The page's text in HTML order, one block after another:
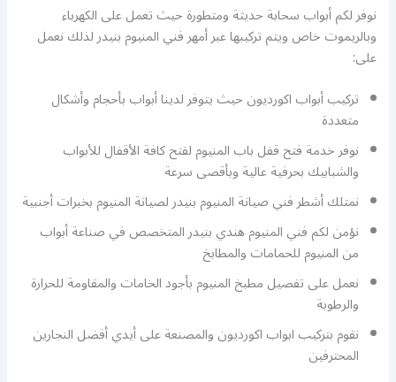
نوفر لكم أبواب سحابة حديثة ومتطورة حيث تعمل على الكهرباء
وبالريموت خاص ويتم تركيبها عبر أمهر فني المنيوم بنيدر لذلك نعمل
على:
تركيب أبواب اكورديون حيث يتوفر لدينا أبواب بأحجام وأشكال
متعددة
نوفر خدمة فتح قفل باب المنيوم لفتح كافة الأقفال للأبواب
والشبابيك بحرفية عالية وبأقصى سرعة
نمتلك أشطر فني صيانة المنيوم بنيدر لصيانة المنيوم بخبرات أجنبية
نؤمن لكم فني المنيوم هندي بنيدر المتخصص في صناعة أبواب
من المنيوم للحمامات والمطابخ
نعمل على تفصيل مطبخ المنيوم بأجود الخامات والمقاومة للحرارة
والرطوبة
نقوم بتركيب ابواب اكورديون والمصنعة على أيدي أفضل النجارين
المحترفين